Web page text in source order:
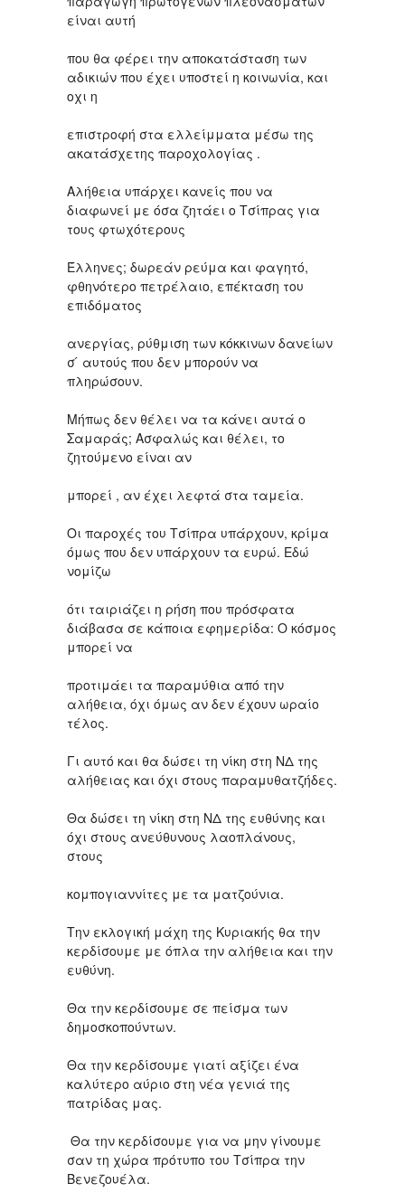
είναι αυτή
που θα φέρει την αποκατάσταση των
αδικιών που έχει υποστεί η κοινωνία, και
οχι η
επιστροφή στα ελλείμματα μέσω της
ακατάσχετης παροχολογίας .
Αλήθεια υπάρχει κανείς που να
διαφωνεί με όσα ζητάει ο Τσίπρας για
τους φτωχότερους
Έλληνες; δωρεάν ρεύμα και φαγητό,
φθηνότερο πετρέλαιο, επέκταση του
επιδόματος
ανεργίας, ρύθμιση των κόκκινων δανείων
σ ́ αυτούς που δεν μπορούν να
πληρώσουν.
Μήπως δεν θέλει να τα κάνει αυτά ο
Σαμαράς; Ασφαλώς και θέλει, το
ζητούμενο είναι αν
μπορεί , αν έχει λεφτά στα ταμεία.
Οι παροχές του Τσίπρα υπάρχουν, κρίμα
όμως που δεν υπάρχουν τα ευρώ. Εδώ
νομίζω
ότι ταιριάζει η ρήση που πρόσφατα
διάβασα σε κάποια εφημερίδα: Ο κόσμος
μπορεί να
προτιμάει τα παραμύθια από την
αλήθεια, όχι όμως αν δεν έχουν ωραίο
τέλος.
Γι αυτό και θα δώσει τη νίκη στη ΝΔ της
αλήθειας και όχι στους παραμυθατζήδες.
Θα δώσει τη νίκη στη ΝΔ της ευθύνης και
όχι στους ανεύθυνους λαοπλάνους,
στους
κομπογιαννίτες με τα ματζούνια.
Την εκλογική μάχη της Κυριακής θα την
κερδίσουμε με όπλα την αλήθεια και την
ευθύνη.
Θα την κερδίσουμε σε πείσμα των
δημοσκοπούντων.
Θα την κερδίσουμε γιατί αξίζει ένα
καλύτερο αύριο στη νέα γενιά της
πατρίδας μας.
Θα την κερδίσουμε για να μην γίνουμε
σαν τη χώρα πρότυπο του Τσίπρα την
Βενεζουέλα.